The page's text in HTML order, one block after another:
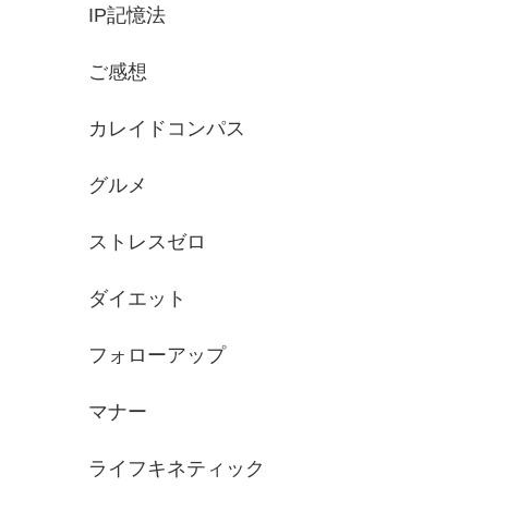
IP記憶法
ご感想
カレイドコンパス
グルメ
ストレスゼロ
ダイエット
フォローアップ
マナー
ライフキネティック